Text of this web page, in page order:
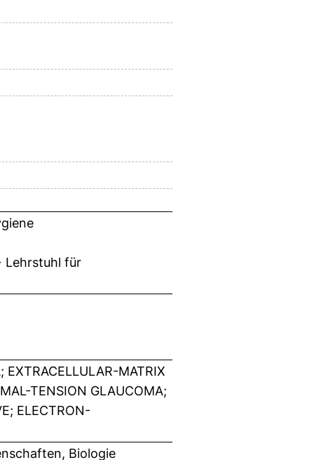
Lehrstuhl für
EXTRACELLULAR-MATRIX
TENSION GLAUCOMA;
ELECTRON-
Biologie